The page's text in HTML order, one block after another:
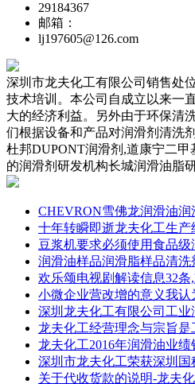
29184367
邮箱：
lj197605@126.com
深圳市龙夫化工有限公司销售处
技术培训。本公司自成立以来一
大的经济利益。另外由于环保清
们根据设备和产品对润滑剂清洗
杜邦DUPONT润滑剂,道康宁二
的润滑剂研发机构长城润滑油脂
CHEVRON雪佛龙润滑油
十年转瞬即逝龙夫化工生
豆浆机要求必须使用食品
润滑油样品润滑脂样品清
欢乐颂电视剧解读信息32
小微企业营改增的意义我
深圳龙夫化工有限公司工
龙夫化工经营理念与宗旨
龙夫化工2016年润滑油业
深圳市龙夫化工荣获深圳国
关于代收货款的说明-龙夫